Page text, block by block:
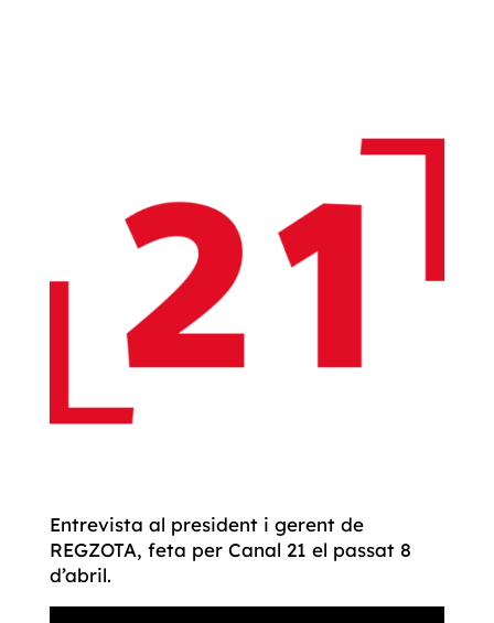
Entrevista al president i gerent de
REGZOTA, feta per Canal 21 el passat 8
d’abril.